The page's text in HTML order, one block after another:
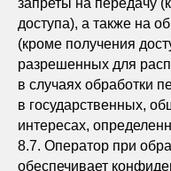
запреты на передачу
доступа), а также на
(кроме получения
разрешенных для
в случаях обработки
в государственных,
интересах,
8.7. Оператор при
обеспечивает